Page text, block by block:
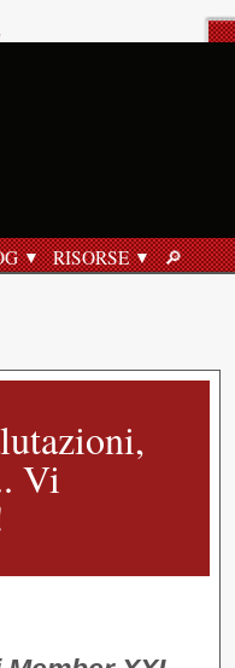
RISORSE 🔎︎
Vi